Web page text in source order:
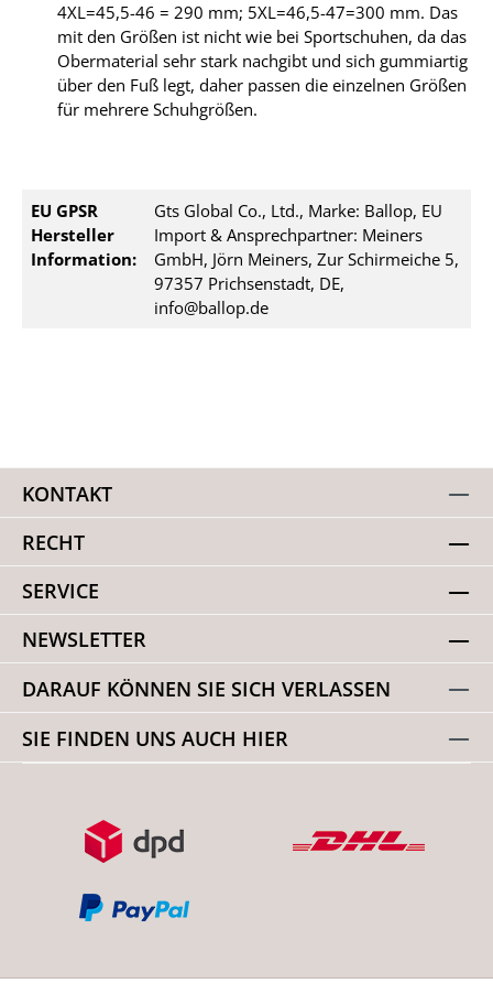
4XL=45,5-46 = 290 mm; 5XL=46,5-47=300 mm. Das
mit den Größen ist nicht wie bei Sportschuhen, da das
Obermaterial sehr stark nachgibt und sich gummiartig
über den Fuß legt, daher passen die einzelnen Größen
für mehrere Schuhgrößen.
EU GPSR
Hersteller
Information:
Gts Global Co., Ltd., Marke: Ballop, EU
Import & Ansprechpartner: Meiners
GmbH, Jörn Meiners, Zur Schirmeiche 5,
97357 Prichsenstadt, DE,
info@ballop.de
KONTAKT
RECHT
SERVICE
NEWSLETTER
DARAUF KÖNNEN SIE SICH VERLASSEN
SIE FINDEN UNS AUCH HIER